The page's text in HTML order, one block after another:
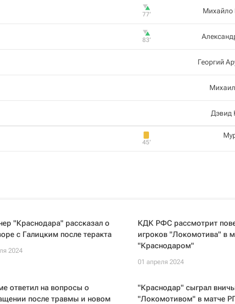
Михайло
77‎’‎
83‎’‎
Георгий
Дэвид
45‎’‎
"Краснодара" рассказал о
с Галицким после теракта
2024
КДК РФС рассмотрит
игроков "Локомотива" в
"Краснодаром"
01 апреля 2024
ответил на вопросы о
после травмы и новом
"Краснодар" сыграл
"Локомотивом" в матче